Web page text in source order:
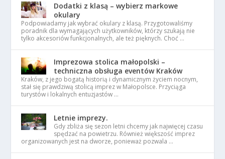
Dodatki z klasą – wybierz markowe
okulary
Podpowiadamy jak wybrać okulary z klasą. Przygotowaliśmy
poradnik dla wymagających użytkowników, którzy szukają nie
tylko akcesoriów funkcjonalnych, ale też pięknych. Choć …
Imprezowa stolica małopolski –
techniczna obsługa eventów Kraków
Kraków, z jego bogatą historią i dynamicznym życiem nocnym,
stał się prawdziwą stolicą imprez w Małopolsce. Przyciąga
turystów i lokalnych entuzjastów …
Letnie imprezy.
Gdy zbliża się sezon letni chcemy jak najwięcej czasu
spędzać na powietrzu. Również większość imprez
organizowanych jest na dworze, ponieważ pozwala …